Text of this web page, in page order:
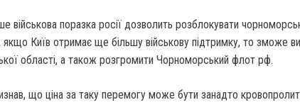
військова поразка росії дозволить розблокувати
якщо Київ отримає ще більшу військову підтримку, то зможе
області, а також розгромити Чорноморський флот рф.
що ціна за таку перемогу може бути занадто